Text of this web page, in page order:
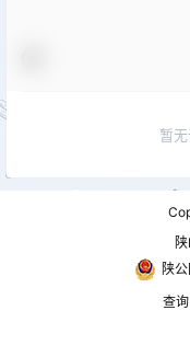
暂
陕
查